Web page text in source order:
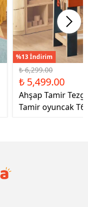
%13 İndirim
₺ 6,299.00
₺ 5,499.00
Ahşap Tamir
Tamir oyuncak